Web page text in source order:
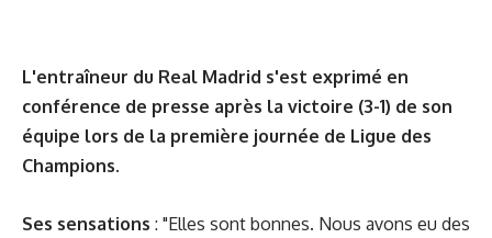
L'entraîneur du Real Madrid s'est exprimé en
conférence de presse après la victoire (3-1) de son
équipe lors de la première journée de Ligue des
Champions.
Ses sensations : "Elles sont bonnes. Nous avons eu des